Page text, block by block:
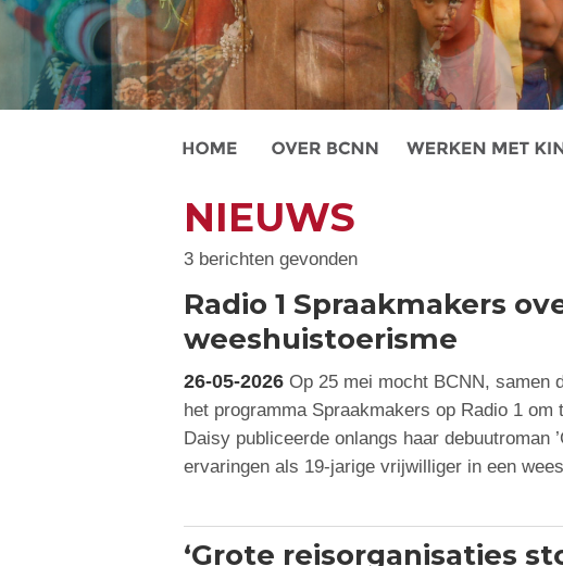
NIEUWS
3 berichten gevonden
Radio 1 Spraakmakers
weeshuistoerisme
26-05-2026Op 25 mei mocht BCNN, samen
het programma Spraakmakers op Radio 1
Daisy publiceerde onlangs haar debuutroman
ervaringen als 19-jarige vrijwilliger in een
‘Grote reisorganisaties